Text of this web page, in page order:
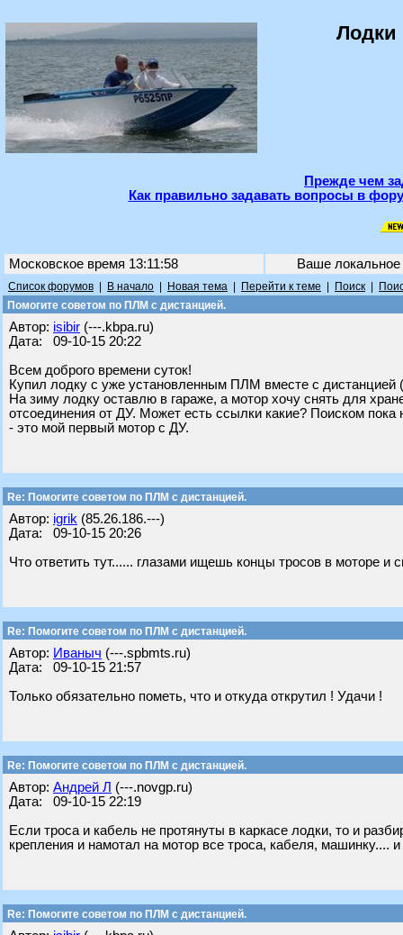
Лодки
Прежде чем
Как правильно задавать вопросы в
Московское время 13:11:58 Ваше
Список форумов В начало Новая тема Перейти к теме Поиск
Помогите советом по ПЛМ с дистанцией.
Автор: isibir (---.kbpa.ru)
Дата: 09-10-15 20:22
Всем доброго времени суток!
Купил лодку с уже установленным ПЛМ вместе с дистанцией
На зиму лодку оставлю в гараже, а мотор хочу снять для
отсоединения от ДУ. Может есть ссылки какие? Поиском
- это мой первый мотор с ДУ.
Re: Помогите советом по ПЛМ с дистанцией.
Автор: igrik (85.26.186.---)
Дата: 09-10-15 20:26
Что ответить тут...... глазами ищешь концы тросов в моторе
Re: Помогите советом по ПЛМ с дистанцией.
Автор: Иваныч (---.spbmts.ru)
Дата: 09-10-15 21:57
Только обязательно пометь, что и откуда открутил ! Удачи !
Re: Помогите советом по ПЛМ с дистанцией.
Автор: Андрей Л (---.novgp.ru)
Дата: 09-10-15 22:19
Если троса и кабель не протянуты в каркасе лодки, то и
крепления и намотал на мотор все троса, кабеля, машинку....
Re: Помогите советом по ПЛМ с дистанцией.